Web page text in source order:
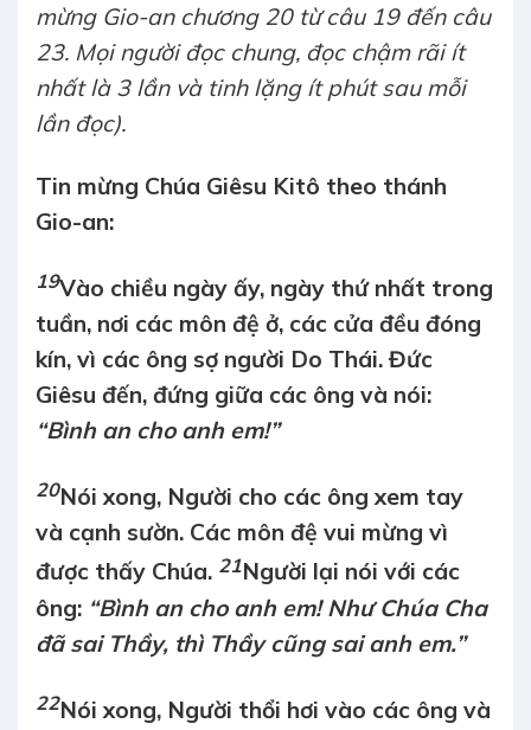
mừng Gio-an chương 20 từ câu 19 đến câu
23. Mọi người đọc chung, đọc chậm rãi ít
nhất là 3 lần và tinh lặng ít phút sau mỗi
lần đọc).
Tin mừng Chúa Giêsu Kitô theo thánh
Gio-an:
19Vào chiều ngày ấy, ngày thứ nhất trong
tuần, nơi các môn đệ ở, các cửa đều đóng
kín, vì các ông sợ người Do Thái. Đức
Giêsu đến, đứng giữa các ông và nói:
“Bình an cho anh em!”
20Nói xong, Người cho các ông xem tay
và cạnh sườn. Các môn đệ vui mừng vì
được thấy Chúa. 21Người lại nói với các
ông: “Bình an cho anh em! Như Chúa Cha
đã sai Thầy, thì Thầy cũng sai anh em.”
22Nói xong, Người thổi hơi vào các ông và